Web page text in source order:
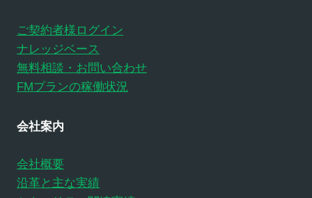
ご契約者様ログイン
ナレッジベース
無料相談・お問い合わせ
FMプランの稼働状況
会社案内
会社概要
沿革と主な実績